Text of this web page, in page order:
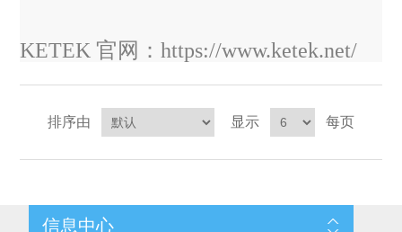
KETEK 官网：https://www.ketek.net/
排序由 显示 每页
信息中心